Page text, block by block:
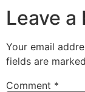
Leave a
Your email
fields are marked
Comment *